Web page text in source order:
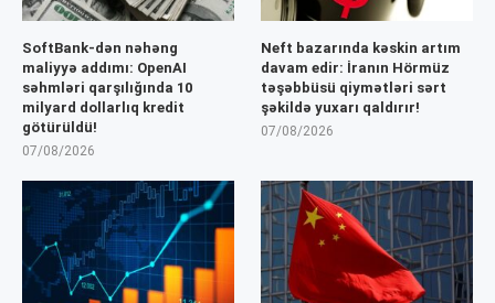
SoftBank-dən nəhəng
maliyyə addımı: OpenAI
səhmləri qarşılığında 10
milyard dollarlıq kredit
götürüldü!
07/08/2026
Neft bazarında kəskin artım
davam edir: İranın Hörmüz
təşəbbüsü qiymətləri sərt
şəkildə yuxarı qaldırır!
07/08/2026